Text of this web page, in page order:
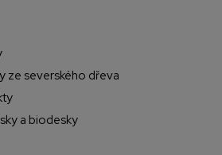
ze severského dřeva
a biodesky